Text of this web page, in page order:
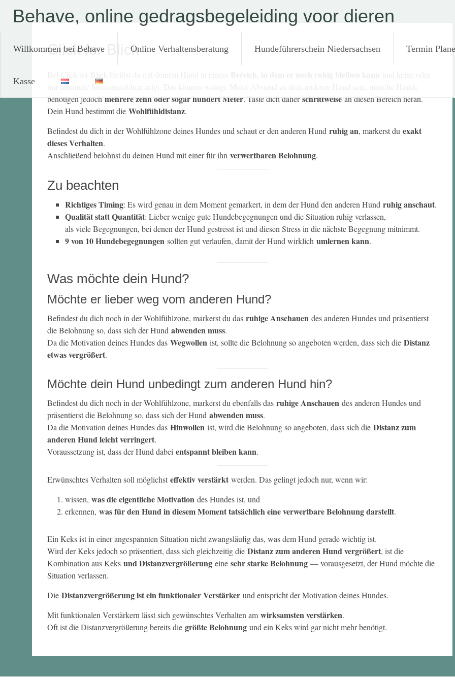
InhaltBehave, online gedragsbegeleiding voor dieren
Willkommen bei Behave Online Verhaltensberatung Hundeführerschein Niedersachsen Termin
Kasse
Click for Blick
nur minimale Stressanzeichen zeigt. Das können wenige Meter Abstand zu dem anderen Hund sein, manche Hunde
benötigen jedochmehrere zehn oder sogar hundert Meter. Taste dich daherschrittweisean diesen Bereich heran.
Dein Hund bestimmt die Wohlfühldistanz.
Befindest du dich in der Wohlfühlzone deines Hundes und schaut er den anderen Hund ruhig an, markerst du exakt
dieses Verhalten.
Anschließend belohnst du deinen Hund mit einer für ihn verwertbaren Belohnung.
Zu beachten
Richtiges Timing: Es wird genau in dem Moment gemarkert, in dem der Hund den anderen Hund ruhig anschaut.
Qualität statt Quantität: Lieber wenige gute Hundebegegnungen und die Situation ruhig verlassen,
als viele Begegnungen, bei denen der Hund gestresst ist und diesen Stress in die nächste Begegnung mitnimmt.
9 von 10 Hundebegegnungen sollten gut verlaufen, damit der Hund wirklich umlernen kann.
Was möchte dein Hund?
Möchte er lieber weg vom anderen Hund?
Befindest du dich noch in der Wohlfühlzone, markerst du das ruhige Anschauen des anderen Hundes und präsentierst
die Belohnung so, dass sich der Hund abwenden muss.
Da die Motivation deines Hundes das Wegwollen ist, sollte die Belohnung so angeboten werden, dass sich die Distanz
etwas vergrößert.
Möchte dein Hund unbedingt zum anderen Hund hin?
Befindest du dich noch in der Wohlfühlzone, markerst du ebenfalls das ruhige Anschauen des anderen Hundes und
präsentierst die Belohnung so, dass sich der Hund abwenden muss.
Da die Motivation deines Hundes das Hinwollen ist, wird die Belohnung so angeboten, dass sich die Distanz zum
anderen Hund leicht verringert.
Voraussetzung ist, dass der Hund dabei entspannt bleiben kann.
Erwünschtes Verhalten soll möglichst effektiv verstärkt werden. Das gelingt jedoch nur, wenn wir:
wissen, was die eigentliche Motivation des Hundes ist, und
erkennen, was für den Hund in diesem Moment tatsächlich eine verwertbare Belohnung darstellt.
Ein Keks ist in einer angespannten Situation nicht zwangsläufig das, was dem Hund gerade wichtig ist.
Wird der Keks jedoch so präsentiert, dass sich gleichzeitig die Distanz zum anderen Hund vergrößert, ist die
Kombination aus Keks und Distanzvergrößerung eine sehr starke Belohnung — vorausgesetzt, der Hund möchte die
Situation verlassen.
Die Distanzvergrößerung ist ein funktionaler Verstärker und entspricht der Motivation deines Hundes.
Mit funktionalen Verstärkern lässt sich gewünschtes Verhalten am wirksamsten verstärken.
Oft ist die Distanzvergrößerung bereits die größte Belohnung und ein Keks wird gar nicht mehr benötigt.